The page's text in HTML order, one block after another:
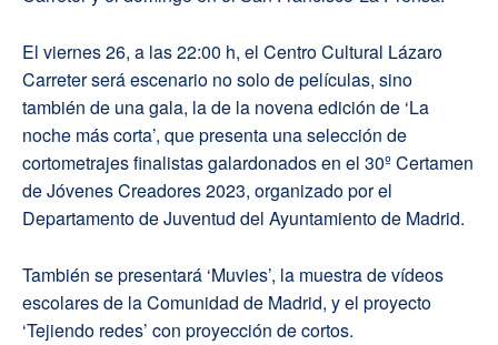
El viernes 26, a las 22:00 h, el Centro Cultural Lázaro
Carreter será escenario no solo de películas, sino
también de una gala, la de la novena edición de ‘La
noche más corta’, que presenta una selección de
cortometrajes finalistas galardonados en el 30º Certamen
de Jóvenes Creadores 2023, organizado por el
Departamento de Juventud del Ayuntamiento de Madrid.
También se presentará ‘Muvies’, la muestra de vídeos
escolares de la Comunidad de Madrid, y el proyecto
‘Tejiendo redes’ con proyección de cortos.